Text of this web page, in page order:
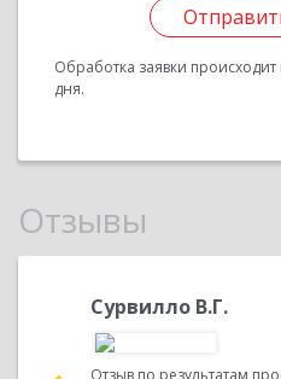
Обработка заявки
дня.
Отзывы
Сурвилло В.Г.
Отзыв по результатам